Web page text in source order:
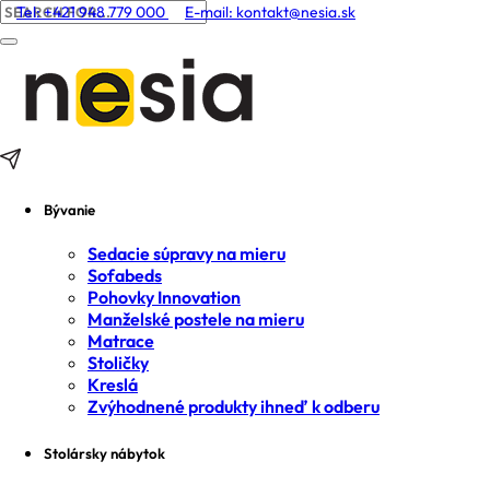
Tel: +421 948 779 000 E-mail: kontakt@nesia.sk
Bývanie
Sedacie súpravy na mieru
Sofabeds
Pohovky Innovation
Manželské postele na mieru
Matrace
Stoličky
Kreslá
Zvýhodnené produkty ihneď k odberu
Stolársky nábytok